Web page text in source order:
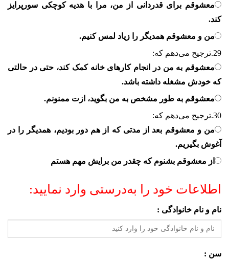
معشوقم برای قدردانی از من، مرا با هدیه کوچکی سورپرایز
کند.
من و معشوقم همدیگر را زیاد لمس کنیم.
29. ترجیح می‌دهم که:
معشوقم به من در انجام کارهای خانه کمک کند، حتی در حالتی
که خودش مشغله داشته باشد.
معشوقم به طور مشخص به من بگوید، ازت ممنونم.
30. ترجیح می‌دهم که:
من و معشوقم بعد از مدتی که از هم دور بودیم، همدیگر را در
آغوش بگیریم.
از معشوقم بشنوم که چقدر من برایش مهم هستم
اطلاعات خود را به‌درستی وارد نمایید:
نام و نام خانوادگی :
سن :